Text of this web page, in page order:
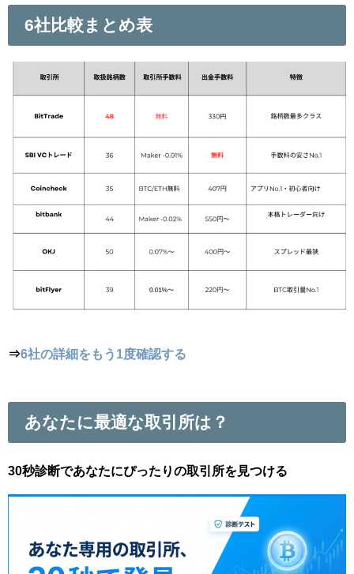
6社比較まとめ表
⇒6社の詳細をもう1度確認する
あなたに最適な取引所は？
30秒診断であなたにぴったりの取引所を見つける